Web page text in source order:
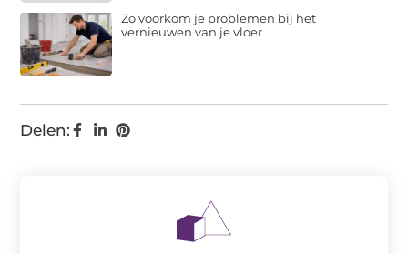
Delen:
Zo voorkom je problemen bij het
vernieuwen van je vloer